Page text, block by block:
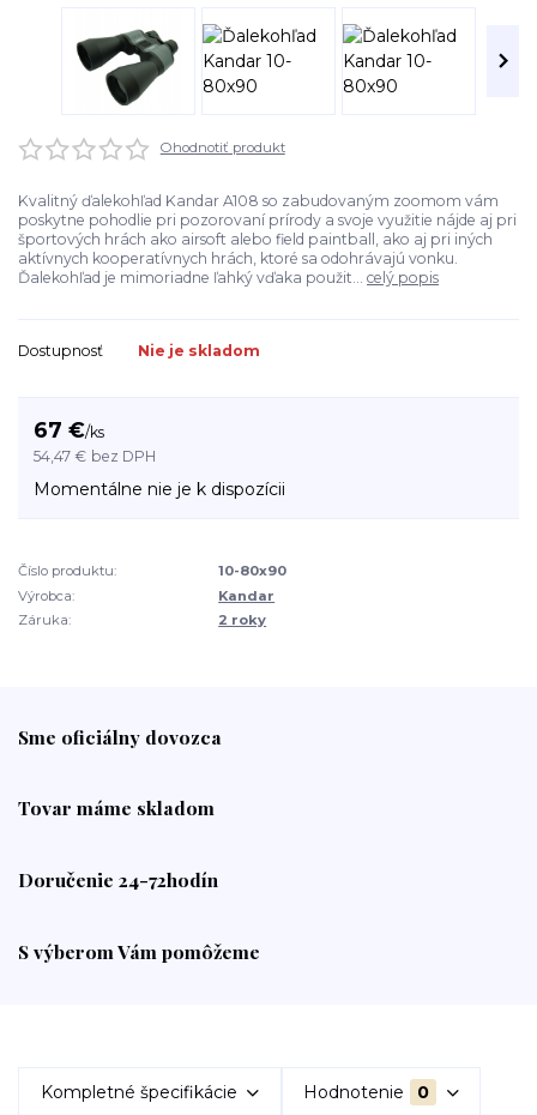
Ohodnotiť produkt
Kvalitný ďalekohľad Kandar A108 so zabudovaným zoomom vám
poskytne pohodlie pri pozorovaní prírody a svoje využitie nájde aj pri
športových hrách ako airsoft alebo field paintball, ako aj pri iných
aktívnych kooperatívnych hrách, ktoré sa odohrávajú vonku.
Ďalekohľad je mimoriadne ľahký vďaka použit... celý popis
Dostupnosť Nie je skladom
67 €/ks
54,47 € bez DPH
Momentálne nie je k dispozícii
Číslo produktu:
10-80x90
Výrobca:
Kandar
Záruka:
2 roky
Sme oficiálny dovozca
Tovar máme skladom
Doručenie 24-72hodín
S výberom Vám pomôžeme
Kompletné špecifikácie Hodnotenie 0